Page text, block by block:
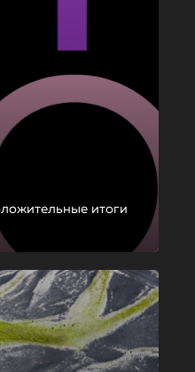
итоги